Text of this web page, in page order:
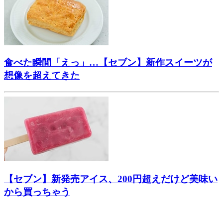
食べた瞬間「えっ」…【セブン】新作スイーツが
想像を超えてきた
【セブン】新発売アイス、200円超えだけど美味い
から買っちゃう